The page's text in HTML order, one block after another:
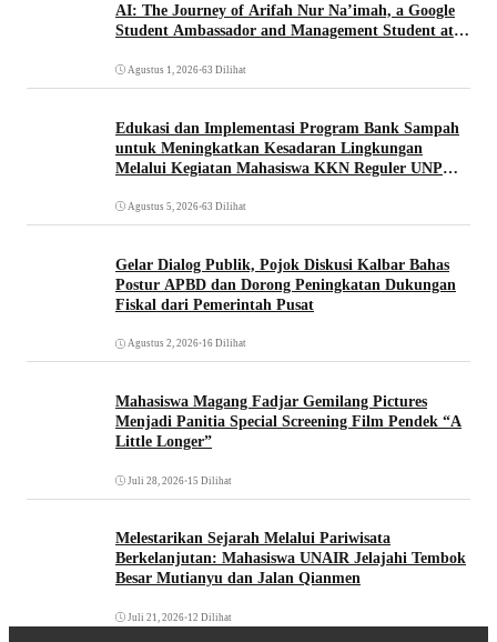
AI: The Journey of Arifah Nur Na’imah, a Google
Student Ambassador and Management Student at
Agustus 1, 2026•63 Dilihat
Edukasi dan Implementasi Program Bank Sampah
untuk Meningkatkan Kesadaran Lingkungan
Melalui Kegiatan Mahasiswa KKN Reguler UNP
Agustus 5, 2026•63 Dilihat
Gelar Dialog Publik, Pojok Diskusi Kalbar Bahas
Postur APBD dan Dorong Peningkatan Dukungan
Fiskal dari Pemerintah Pusat
Agustus 2, 2026•16 Dilihat
Mahasiswa Magang Fadjar Gemilang Pictures
Menjadi Panitia Special Screening Film Pendek “A
Little Longer”
Juli 28, 2026•15 Dilihat
Melestarikan Sejarah Melalui Pariwisata
Berkelanjutan: Mahasiswa UNAIR Jelajahi Tembok
Besar Mutianyu dan Jalan Qianmen
Juli 21, 2026•12 Dilihat